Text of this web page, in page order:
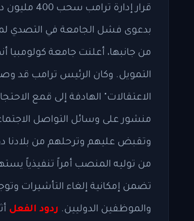
قرار
بدعوى فشل الجامعة في التصدي لما
من جانبها، أعلنت جامعة كولومبيا
التمويل. وكان الرئيس ترامب قد
الاعتقالات" الهادفة إلى قمع
منشور على وسائل التواصل
وتقبض عليهم وترحلهم من بلادنا
من توليه المنصب أمراً تنفيذياً
تضمن إمكانية إلغاء التأشيرات
والموظفين الدوليين. ردود الفعل